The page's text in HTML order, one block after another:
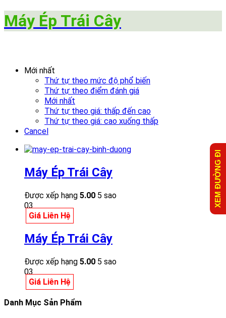
Máy Ép Trái Cây
Mới nhất
Thứ tự theo mức độ phổ biến
Thứ tự theo điểm đánh giá
Mới nhất
Thứ tự theo giá: thấp đến cao
Thứ tự theo giá: cao xuống thấp
Cancel
Máy Ép Trái Cây
Được xếp hạng 5.00 5 sao
03
Giá Liên Hệ
Máy Ép Trái Cây
Được xếp hạng 5.00 5 sao
03
Giá Liên Hệ
Danh Mục Sản Phẩm
XEM ĐƯỜNG ĐI